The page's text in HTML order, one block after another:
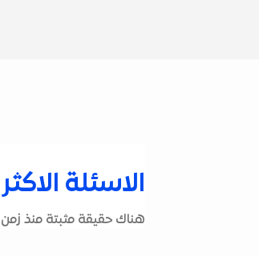
الاسئلة
هناك حقيقة مثبتة منذ